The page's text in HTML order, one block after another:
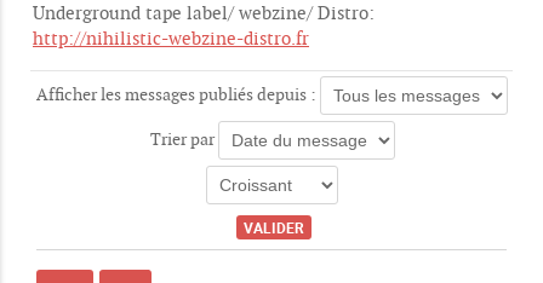
Underground tape label/ webzine/ Distro:
http://nihilistic-webzine-distro.fr
Afficher les messages publiés depuis :
Trier par